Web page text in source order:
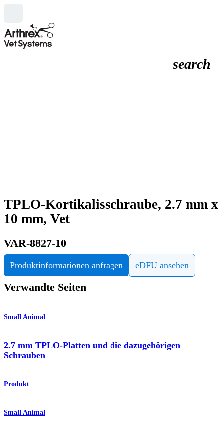
search
TPLO-Kortikalisschraube, 2.7 mm x
10 mm, Vet
VAR-8827-10
Produktinformationen anfragen eDFU ansehen
Verwandte Seiten
Small Animal
2.7 mm TPLO-Platten und die dazugehörigen
Schrauben
Produkt
Small Animal